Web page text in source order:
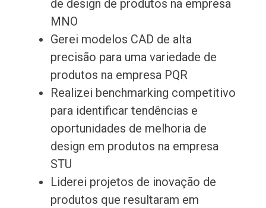
de design de produtos na empresa
MNO
Gerei modelos CAD de alta
precisão para uma variedade de
produtos na empresa PQR
Realizei benchmarking competitivo
para identificar tendências e
oportunidades de melhoria de
design em produtos na empresa
STU
Liderei projetos de inovação de
produtos que resultaram em